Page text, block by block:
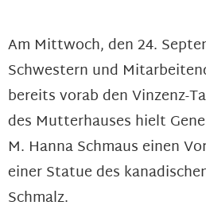
Am Mittwoch, den 24.
Schwestern und
bereits vorab den Vinzenz-
des Mutterhauses hielt
M. Hanna Schmaus einen
einer Statue des
Schmalz.